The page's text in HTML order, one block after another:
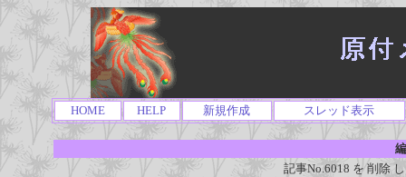
HOME HELP 新規作成 スレッド表示
記事No.6018 を 削除